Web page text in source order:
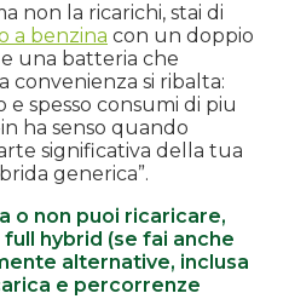
non la ricarichi, stai di
a benzina con un doppio
una batteria che
convenienza si ribalta:
e spesso consumi di piu
ha senso quando
significativa della tua
generica”.
o non puoi ricaricare,
hybrid (se fai anche
alternative, inclusa
e percorrenze